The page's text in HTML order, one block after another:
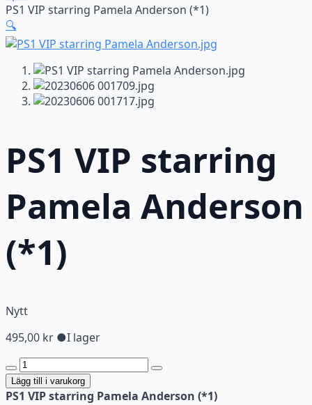
PS1 VIP starring Pamela Anderson (*1)
🔍
PS1 VIP starring
Pamela Anderson
(*1)
Nytt
495,00 kr ●I lager
PS1
VIP
starring
Lägg till i varukorg
PS1 VIP starring Pamela Anderson (*1)